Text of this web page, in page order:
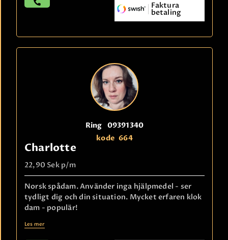
Faktura
betaling
Ring 09391340
kode 664
Charlotte
22,90 Sek p/m
Norsk spådam. Använder inga hjälpmedel - ser
tydligt dig och din situation. Mycket erfaren klok
dam - populär!
Les mer